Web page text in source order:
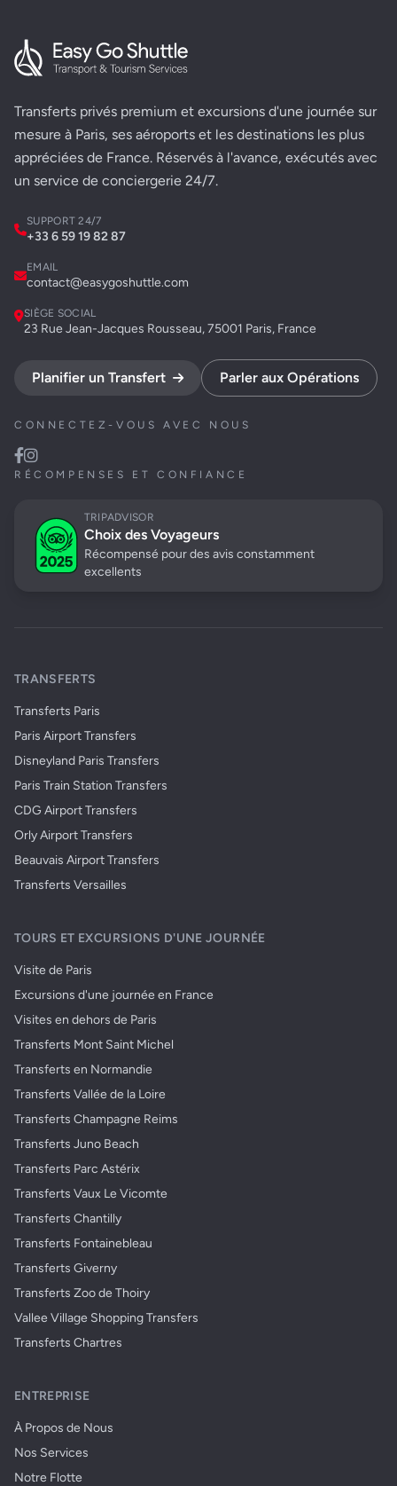
Transferts privés premium et excursions d'une journée sur
mesure à Paris, ses aéroports et les destinations les plus
appréciées de France. Réservés à l'avance, exécutés avec
un service de conciergerie 24/7.
SUPPORT 24/7
+33 6 59 19 82 87
EMAIL
contact@easygoshuttle.com
SIÈGE SOCIAL
23 Rue Jean-Jacques Rousseau, 75001 Paris, France
Planifier un Transfert Parler aux Opérations
CONNECTEZ-VOUS AVEC NOUS
RÉCOMPENSES ET CONFIANCE
TRIPADVISOR
Choix des Voyageurs
Récompensé pour des avis constamment
excellents
TRANSFERTS
Transferts Paris
Paris Airport Transfers
Disneyland Paris Transfers
Paris Train Station Transfers
CDG Airport Transfers
Orly Airport Transfers
Beauvais Airport Transfers
Transferts Versailles
TOURS ET EXCURSIONS D'UNE JOURNÉE
Visite de Paris
Excursions d'une journée en France
Visites en dehors de Paris
Transferts Mont Saint Michel
Transferts en Normandie
Transferts Vallée de la Loire
Transferts Champagne Reims
Transferts Juno Beach
Transferts Parc Astérix
Transferts Vaux Le Vicomte
Transferts Chantilly
Transferts Fontainebleau
Transferts Giverny
Transferts Zoo de Thoiry
Vallee Village Shopping Transfers
Transferts Chartres
ENTREPRISE
À Propos de Nous
Nos Services
Notre Flotte